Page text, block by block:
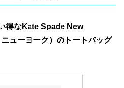
得なKate Spade New
ューヨーク）のトートバッグ